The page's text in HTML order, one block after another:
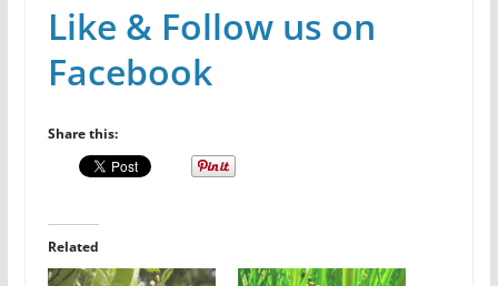
Like & Follow us on
Facebook
Share this:
Related